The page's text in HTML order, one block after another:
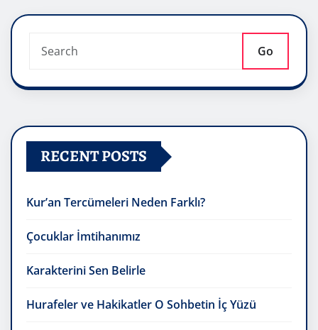
Go
RECENT POSTS
Kur’an Tercümeleri Neden Farklı?
Çocuklar İmtihanımız
Karakterini Sen Belirle
Hurafeler ve Hakikatler O Sohbetin İç Yüzü